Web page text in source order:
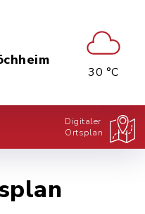
30 °C
Digitaler
Ortsplan